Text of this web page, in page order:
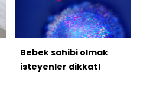
Bebek sahibi olmak
isteyenler dikkat!